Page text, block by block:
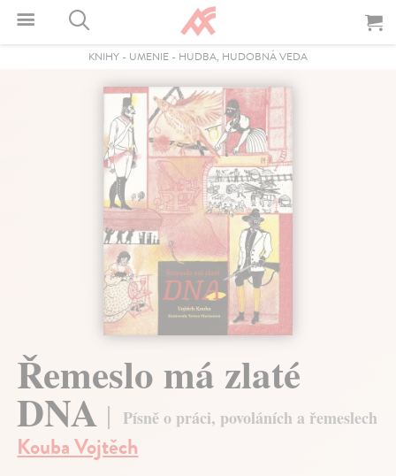
KNIHY - UMENIE - HUDBA, HUDOBNÁ VEDA
Řemeslo má zlaté
DNA Písně o práci, povoláních a řemeslech
Kouba Vojtěch